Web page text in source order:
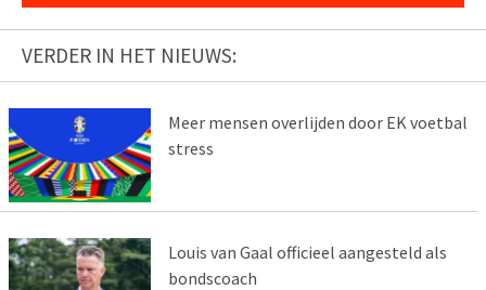
VERDER IN HET NIEUWS:
Meer mensen overlijden door EK voetbal
stress
Louis van Gaal officieel aangesteld als
bondscoach